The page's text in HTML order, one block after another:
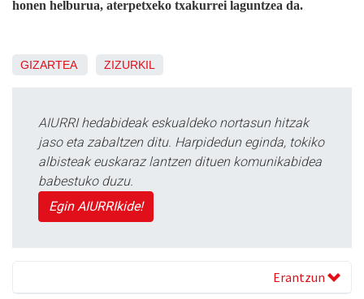
honen helburua, aterpetxeko txakurrei laguntzea da.
GIZARTEA ZIZURKIL
AIURRI hedabideak eskualdeko nortasun hitzak
jaso eta zabaltzen ditu. Harpidedun eginda, tokiko
albisteak euskaraz lantzen dituen komunikabidea
babestuko duzu.
Egin AIURRIkide!
Erantzun